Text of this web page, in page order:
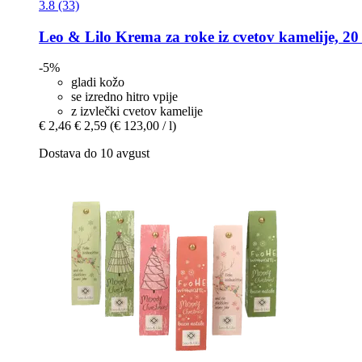
3.8 (33)
Leo & Lilo Krema za roke iz cvetov kamelije,
-5%
gladi kožo
se izredno hitro vpije
z izvlečki cvetov kamelije
€ 2,46 € 2,59 (€ 123,00 / l)
Dostava do 10 avgust